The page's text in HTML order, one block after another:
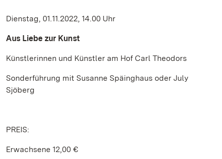
Dienstag, 01.11.2022, 14.00 Uhr
Aus Liebe zur Kunst
Künstlerinnen und Künstler am Hof Carl Theodors
Sonderführung mit Susanne Späinghaus oder July
Sjöberg
PREIS:
Erwachsene 12,00 €